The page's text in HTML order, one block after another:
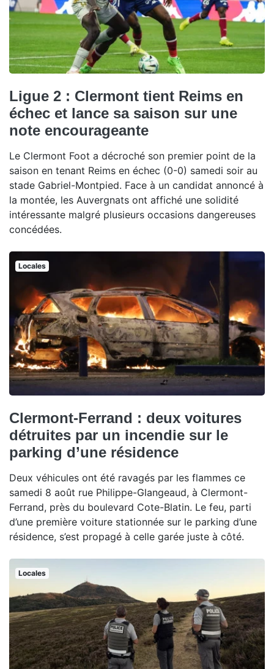
Ligue 2 : Clermont tient Reims en
échec et lance sa saison sur une
note encourageante
Le Clermont Foot a décroché son premier point de la
saison en tenant Reims en échec (0-0) samedi soir au
stade Gabriel-Montpied. Face à un candidat annoncé à
la montée, les Auvergnats ont affiché une solidité
intéressante malgré plusieurs occasions dangereuses
concédées.
Locales
Clermont-Ferrand : deux voitures
détruites par un incendie sur le
parking d’une résidence
Deux véhicules ont été ravagés par les flammes ce
samedi 8 août rue Philippe-Glangeaud, à Clermont-
Ferrand, près du boulevard Cote-Blatin. Le feu, parti
d’une première voiture stationnée sur le parking d’une
résidence, s’est propagé à celle garée juste à côté.
Locales